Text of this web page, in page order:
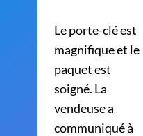
Le porte-clé est
magnifique et le
paquet est
soigné. La
vendeuse a
communiqué à